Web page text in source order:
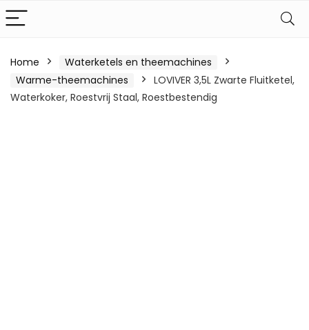
Home
Waterketels en theemachines
Warme-theemachines
LOVIVER 3,5L Zwarte Fluitketel,
Waterkoker, Roestvrij Staal, Roestbestendig